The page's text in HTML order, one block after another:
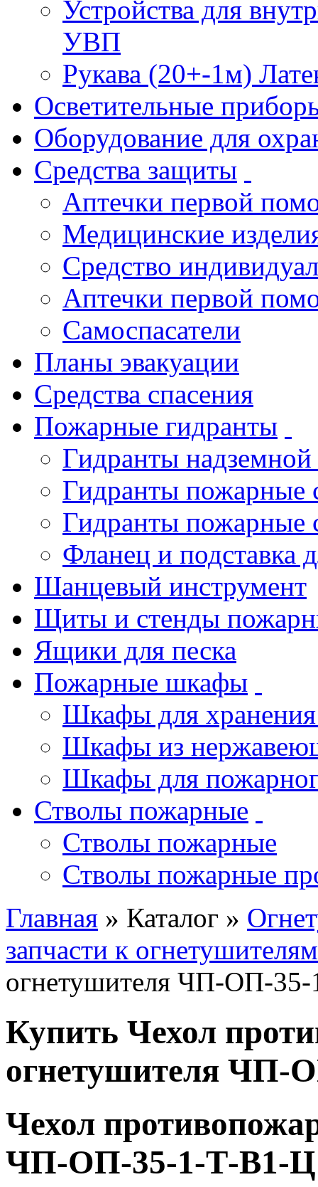
Устройства для
УВП
Рукава (20+-1м)
Осветительные
Оборудование для
Средства защиты
Аптечки первой
Медицинские
Средство
Аптечки первой
Самоспасатели
Планы эвакуации
Средства спасения
Пожарные гидранты
Гидранты
Гидранты пожарные
Гидранты пожарные
Фланец и подставка
Шанцевый инструмент
Щиты и стенды
Ящики для песка
Пожарные шкафы
Шкафы для хранения
Шкафы из
Шкафы для
Стволы пожарные
Стволы пожарные
Стволы пожарные
Главная » Каталог »
запчасти к огнетушителям
огнетушителя ЧП-ОП-
Купить Чехол
огнетушителя ЧП-
Чехол
ЧП-ОП-35-1-Т-В1-Ц